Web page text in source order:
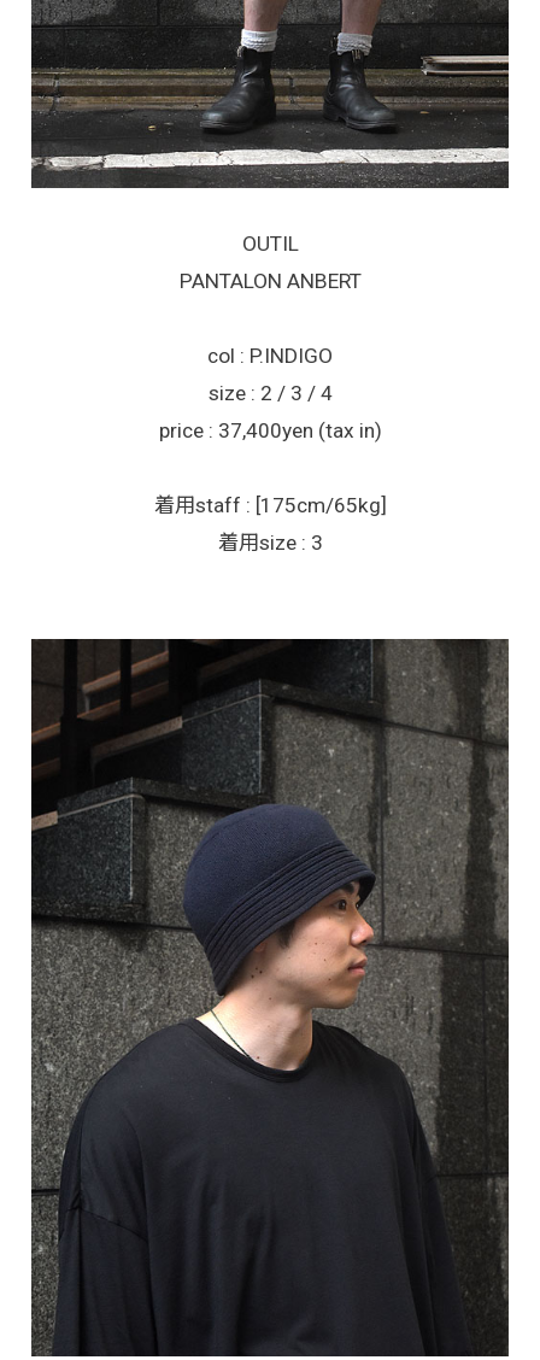
OUTIL
PANTALON ANBERT
col : P.INDIGO
size : 2 / 3 / 4
price : 37,400yen (tax in)
着用staff : [175cm/65kg]
着用size : 3